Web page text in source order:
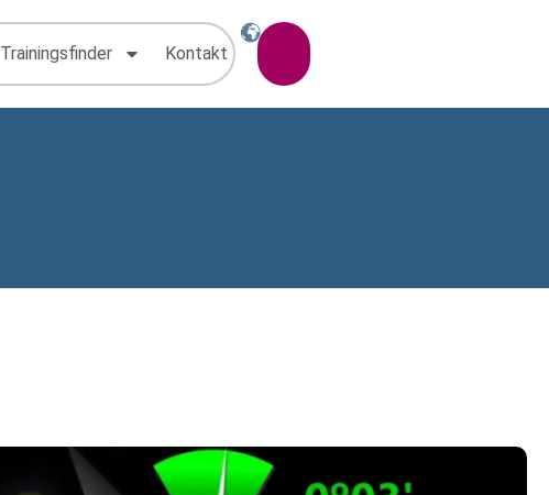
Trainingsfinder Kontakt